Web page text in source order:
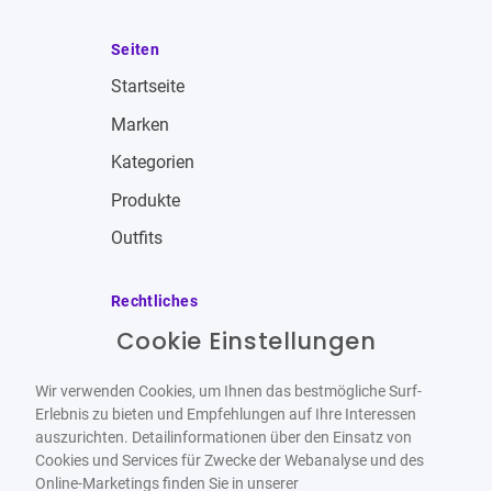
Seiten
Startseite
Marken
Kategorien
Produkte
Outfits
Rechtliches
Impressum
Datenschutzbestimmungen
Widerrufsbelehrung
Cookie Einstellungen
Wir verwenden Cookies, um Ihnen das bestmögliche Surf-
Erlebnis zu bieten und Empfehlungen auf Ihre Interessen
auszurichten. Detailinformationen über den Einsatz von
Cookies und Services für Zwecke der Webanalyse und des
Online-Marketings finden Sie in unserer